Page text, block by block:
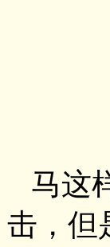
马这
击，但